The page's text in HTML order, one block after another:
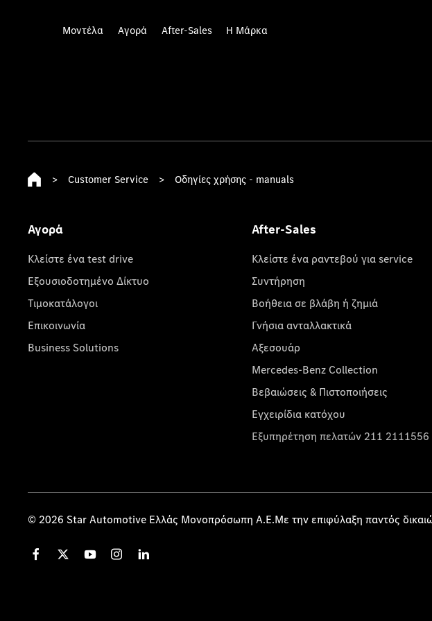
Μοντέλα Αγορά After-Sales Η Μάρκα
> Customer Service > Οδηγίες χρήσης - manuals
Αγορά
Κλείστε ένα test drive
Εξουσιοδοτημένο Δίκτυο
Τιμοκατάλογοι
Επικοινωνία
Business Solutions
After-Sales
Κλείστε ένα ραντεβού για service
Συντήρηση
Βοήθεια σε βλάβη ή ζημιά
Γνήσια ανταλλακτικά
Αξεσουάρ
Mercedes-Benz Collection
Βεβαιώσεις & Πιστοποιήσεις
Εγχειρίδια κατόχου
Εξυπηρέτηση πελατών 211 2111556
© 2026 Star Automotive Ελλάς Μονοπρόσωπη Α.Ε.Με την επιφύλαξη παντός